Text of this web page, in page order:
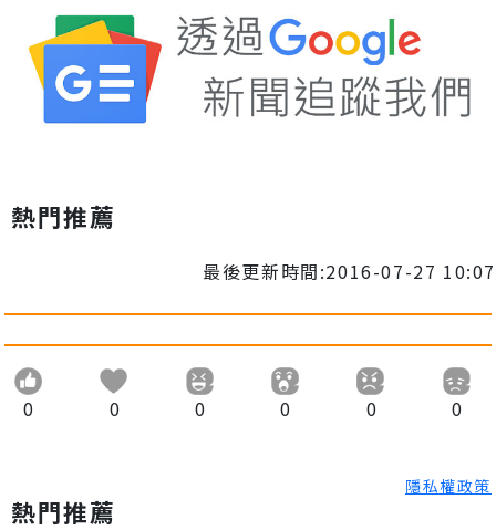
熱門推薦
最後更新時間:2016-07-27 10:07
0 0 0 0 0 0
隱私權政策
熱門推薦